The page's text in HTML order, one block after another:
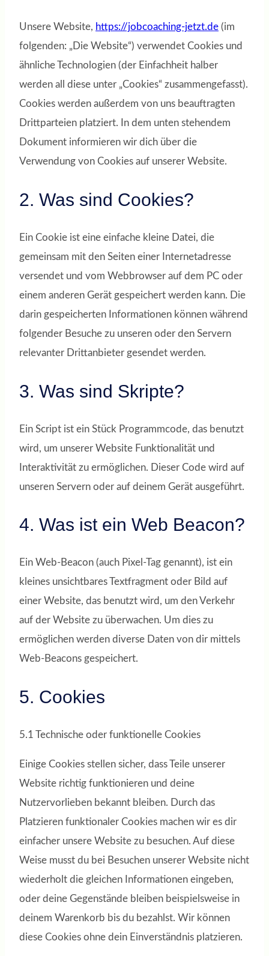
Unsere Website, https://jobcoaching-jetzt.de (im
folgenden: „Die Website“) verwendet Cookies und
ähnliche Technologien (der Einfachheit halber
werden all diese unter „Cookies“ zusammengefasst).
Cookies werden außerdem von uns beauftragten
Drittparteien platziert. In dem unten stehendem
Dokument informieren wir dich über die
Verwendung von Cookies auf unserer Website.
2. Was sind Cookies?
Ein Cookie ist eine einfache kleine Datei, die
gemeinsam mit den Seiten einer Internetadresse
versendet und vom Webbrowser auf dem PC oder
einem anderen Gerät gespeichert werden kann. Die
darin gespeicherten Informationen können während
folgender Besuche zu unseren oder den Servern
relevanter Drittanbieter gesendet werden.
3. Was sind Skripte?
Ein Script ist ein Stück Programmcode, das benutzt
wird, um unserer Website Funktionalität und
Interaktivität zu ermöglichen. Dieser Code wird auf
unseren Servern oder auf deinem Gerät ausgeführt.
4. Was ist ein Web Beacon?
Ein Web-Beacon (auch Pixel-Tag genannt), ist ein
kleines unsichtbares Textfragment oder Bild auf
einer Website, das benutzt wird, um den Verkehr
auf der Website zu überwachen. Um dies zu
ermöglichen werden diverse Daten von dir mittels
Web-Beacons gespeichert.
5. Cookies
5.1 Technische oder funktionelle Cookies
Einige Cookies stellen sicher, dass Teile unserer
Website richtig funktionieren und deine
Nutzervorlieben bekannt bleiben. Durch das
Platzieren funktionaler Cookies machen wir es dir
einfacher unsere Website zu besuchen. Auf diese
Weise musst du bei Besuchen unserer Website nicht
wiederholt die gleichen Informationen eingeben,
oder deine Gegenstände bleiben beispielsweise in
deinem Warenkorb bis du bezahlst. Wir können
diese Cookies ohne dein Einverständnis platzieren.